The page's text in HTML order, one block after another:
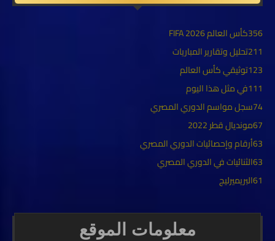
كأس العالم FIFA 2026356
تحليل وتقارير المباريات211
توثيقي كأس العالم123
في مثل هذا اليوم111
سجل مواسم الدوري المصري74
مونديال قطر 202267
أرقام وإحصائيات الدوري المصري63
الثنائيات في الدوري المصري63
البريميرليج61
معلومات الموقع